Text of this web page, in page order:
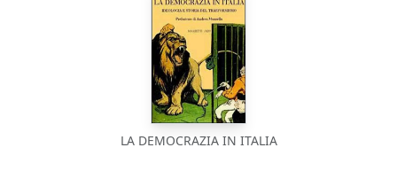
LA DEMOCRAZIA IN ITALIA